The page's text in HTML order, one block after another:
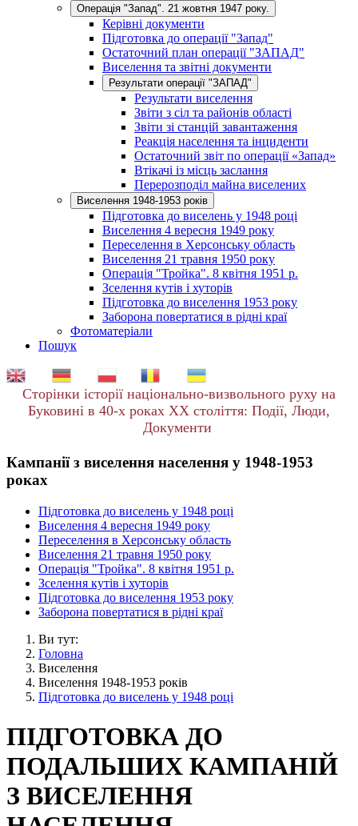
Операція "Запад". 21 жовтня 1947 року.
Керівні документи
Підготовка до операції "Запад"
Остаточний план операції "ЗАПАД"
Виселення та звітні документи
Результати операції "ЗАПАД"
Результати виселення
Звіти з сіл та районів області
Звіти зі станцій завантаження
Реакція населення та інциденти
Остаточний звіт по операції «Запад»
Втікачі із місць заслання
Перерозподіл майна виселених
Виселення 1948-1953 років
Підготовка до виселень у 1948 році
Виселення 4 вересня 1949 року
Переселення в Херсонську область
Виселення 21 травня 1950 року
Операція "Тройка". 8 квітня 1951 р.
Зселення кутів і хуторів
Підготовка до виселення 1953 року
Заборона повертатися в рідні краї
Фотоматеріали
Пошук
Сторінки історії національно-визвольного руху на
Буковині в 40-х роках ХХ століття: Події, Люди,
Документи
Кампанії з виселення населення у 1948-1953
роках
Підготовка до виселень у 1948 році
Виселення 4 вересня 1949 року
Переселення в Херсонську область
Виселення 21 травня 1950 року
Операція "Тройка". 8 квітня 1951 р.
Зселення кутів і хуторів
Підготовка до виселення 1953 року
Заборона повертатися в рідні краї
Ви тут:
Головна
Виселення
Виселення 1948-1953 років
Підготовка до виселень у 1948 році
ПІДГОТОВКА ДО
ПОДАЛЬШИХ КАМПАНІЙ
З ВИСЕЛЕННЯ